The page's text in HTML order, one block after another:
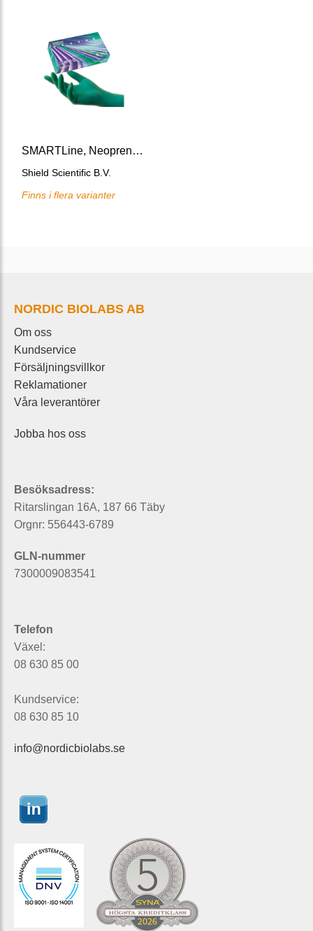
SMARTLine, Neoprene/nitrile glove, 290 mm, AQL=1.0
Shield Scientific B.V.
Finns i flera varianter
NORDIC BIOLABS AB
Om oss
Kundservice
Försäljningsvillkor
Reklamationer
Våra leverantörer
Jobba hos oss
Besöksadress:
Ritarslingan 16A, 187 66 Täby
Orgnr: 556443-6789
GLN-nummer
7300009083541
Telefon
Växel:
08 630 85 00
Kundservice:
08 630 85 10
info@nordicbiolabs.se